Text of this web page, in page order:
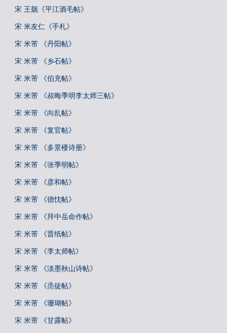
宋 王觌《平江酒毛帖》
宋 米友仁《手札》
宋 米芾 《丹阳帖》
宋 米芾 《乡石帖》
宋 米芾 《伯充帖》
宋 米芾 《叔晦季明李太师三帖》
宋 米芾 《向乱帖》
宋 米芾 《复官帖》
宋 米芾 《多景楼诗册》
宋 米芾 《张季明帖》
宋 米芾 《彦和帖》
宋 米芾 《德忱帖》
宋 米芾 《拜中岳命作帖》
宋 米芾 《晋纸帖》
宋 米芾 《李太师帖》
宋 米芾 《淡墨秋山诗帖》
宋 米芾 《烝徒帖》
宋 米芾 《珊瑚帖》
宋 米芾 《甘露帖》